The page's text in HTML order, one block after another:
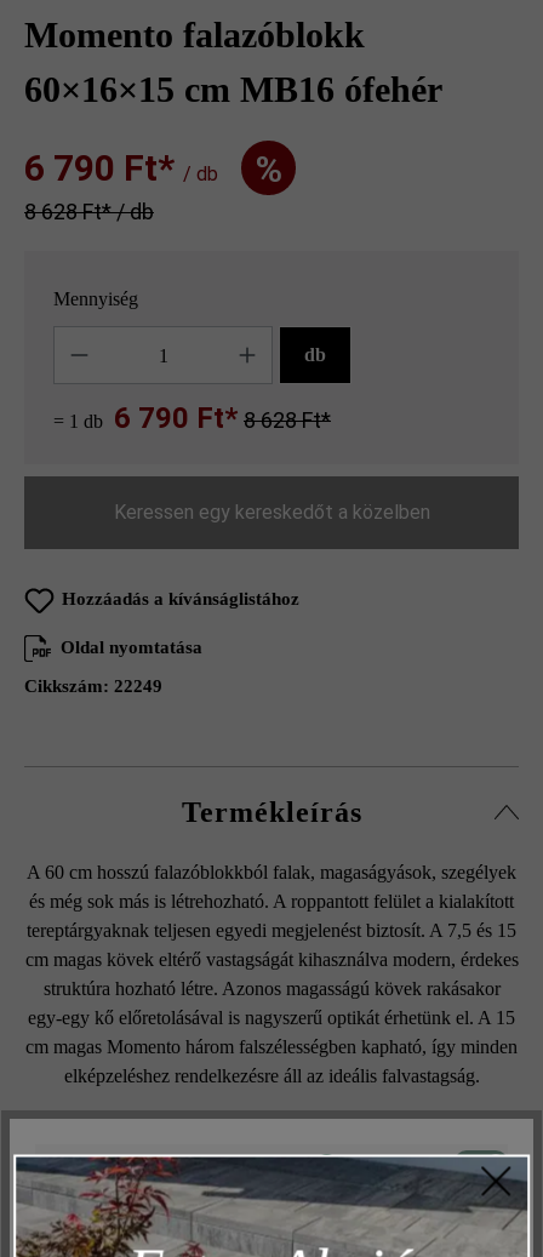
Momento falazóblokk
60×16×15 cm MB16 ófehér
6 790 Ft‎‎‎* / db %
8 628 Ft‎‎‎* / db
Mennyiség
db
= 1 db 6 790 Ft* 8 628 Ft*
Keressen egy kereskedőt a közelben
Hozzáadás a kívánságlistához
Oldal nyomtatása
Cikkszám: 22249
Termékleírás
A 60 cm hosszú falazóblokkból falak, magaságyások, szegélyek
és még sok más is létrehozható. A roppantott felület a kialakított
tereptárgyaknak teljesen egyedi megjelenést biztosít. A 7,5 és 15
cm magas kövek eltérő vastagságát kihasználva modern, érdekes
struktúra hozható létre. Azonos magasságú kövek rakásakor
egy-egy kő előretolásával is nagyszerű optikát érhetünk el. A 15
cm magas Momento három falszélességben kapható, így minden
elképzeléshez rendelkezésre áll az ideális falvastagság.
Felületi struktúra:
struktúrált
Műszakilag és működéshez szükséges Aktív
Marketing Inaktív